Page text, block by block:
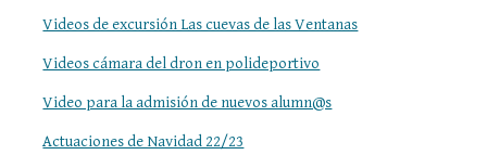
Videos de excursión Las cuevas de las Ventanas
Videos cámara del dron en polideportivo
Video para la admisión de nuevos alumn@s
Actuaciones de Navidad 22/23